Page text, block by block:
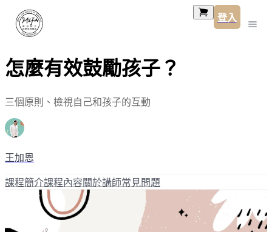
登入
怎麼有效鼓勵孩子？
三個原則、檢視自己和孩子的互動
王加恩
課程簡介課程內容關於講師常見問題